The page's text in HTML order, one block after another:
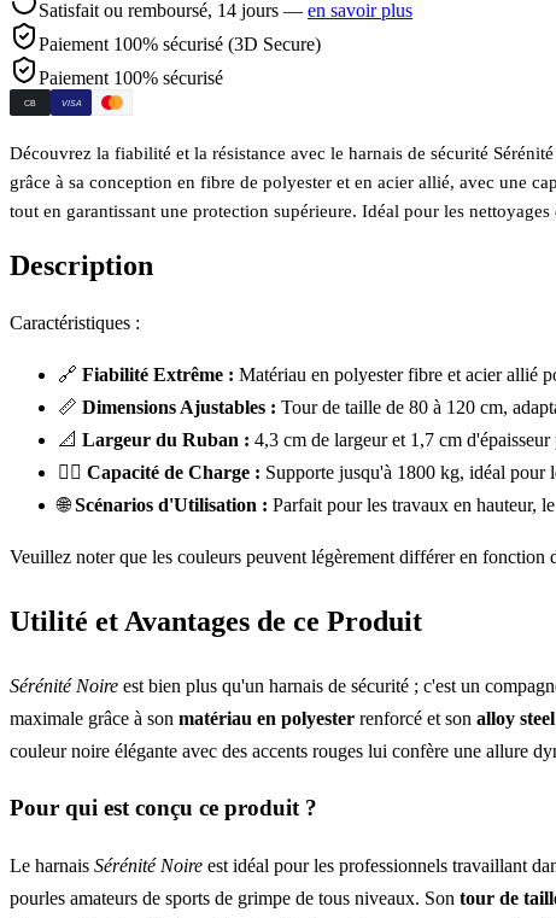
Satisfait ou remboursé, 14 jours — en savoir plus
Paiement 100% sécurisé (3D Secure)
Paiement 100% sécurisé
CB VISA
Découvrez la fiabilité et la résistance avec le harnais de sécurité
grâce à sa conception en fibre de polyester et en acier allié, avec une
tout en garantissant une protection supérieure. Idéal pour les
Description
Caractéristiques :
🔗 Fiabilité Extrême : Matériau en polyester fibre et acier allié
📏 Dimensions Ajustables : Tour de taille de 80 à 120 cm,
📐 Largeur du Ruban : 4,3 cm de largeur et 1,7 cm
🏋️‍♂️ Capacité de Charge : Supporte jusqu'à 1800 kg, idéal pour
🌐Scénarios d'Utilisation : Parfait pour les travaux en hauteur,
Veuillez noter que les couleurs peuvent légèrement différer en fonction
Utilité et Avantages de ce Produit
Sérénité Noire est bien plus qu'un harnais de sécurité ; c'est un
maximale grâce à son matériau en polyester renforcé et son alloy steel
couleur noire élégante avec des accents rouges lui confère une allure
Pour qui est conçu ce produit ?
Le harnais Sérénité Noire est idéal pour les professionnels travaillant
pourles amateurs de sports de grimpe de tous niveaux. Son tour de